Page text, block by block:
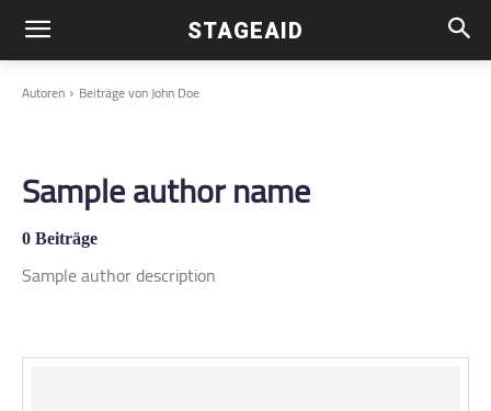
STAGEAID
Autoren Beiträge von John Doe
Sample author name
0 Beiträge
Sample author description